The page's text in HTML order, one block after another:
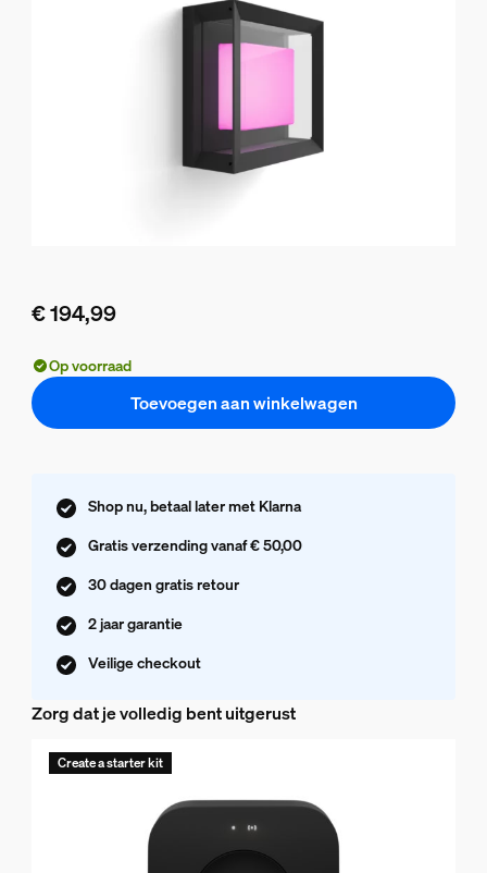
€ 194,99
Op voorraad
Toevoegen aan winkelwagen
Shop nu, betaal later met Klarna
Gratis verzending vanaf € 50,00
30 dagen gratis retour
2 jaar garantie
Veilige checkout
Zorg dat je volledig bent uitgerust
Create a starter kit